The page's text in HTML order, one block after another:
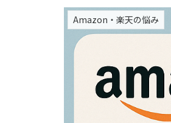
Amazon・楽天の悩み